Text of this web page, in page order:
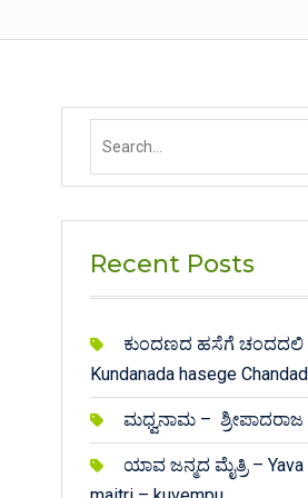
Recent Posts
ಕುಂದಣದ ಹಸೆಗೆ ಚಂದದಲಿ
Kundanada hasege
ಮಧ್ವನಾಮ –
ಯಾವ ಜನ್ಮದ ಮೈತ್ರಿ – Yava